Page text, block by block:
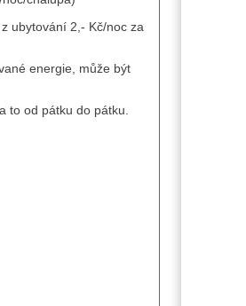
ubytování 2,- Kč/noc za
energie, může být
, a to od pátku do pátku.